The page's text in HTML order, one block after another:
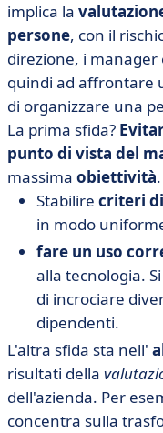
implica la
persone, con il
direzione, i manager
quindi ad affrontare
di organizzare una
La prima sfida?
punto di vista del
massima obiettività
Stabilire criteri
in modo
fare un uso
alla tecnologia.
di incrociare
dipendenti.
L'altra sfida sta nell'
risultati della
dell'azienda. Per
concentra sulla